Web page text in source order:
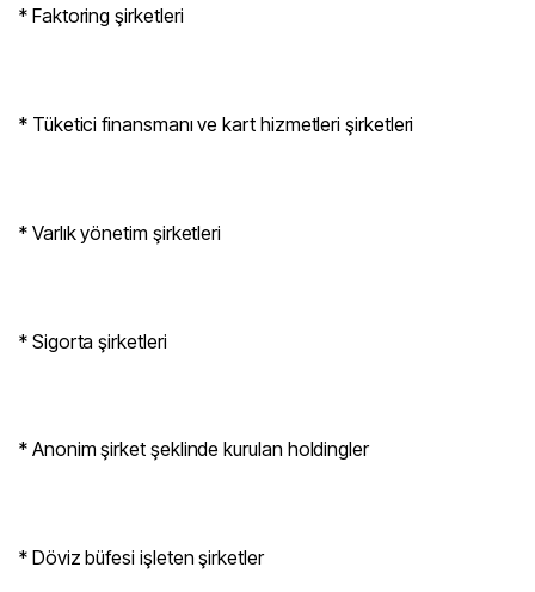
* Faktoring şirketleri
* Tüketici finansmanı ve kart hizmetleri şirketleri
* Varlık yönetim şirketleri
* Sigorta şirketleri
* Anonim şirket şeklinde kurulan holdingler
* Döviz büfesi işleten şirketler